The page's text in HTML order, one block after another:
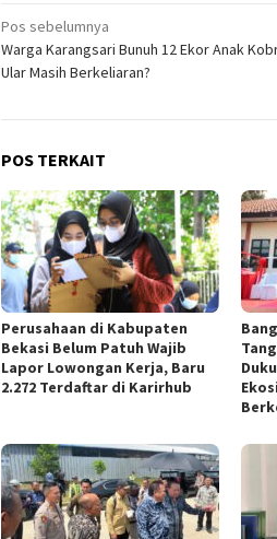
Navigasi
pos
Pos sebelumnya
Warga Karangsari Bunuh 12 Ekor Anak
Ular Masih Berkeliaran?
POS TERKAIT
Perusahaan di Kabupaten
Bekasi Belum Patuh Wajib
Lapor Lowongan Kerja, Baru
2.272 Terdaftar di Karirhub